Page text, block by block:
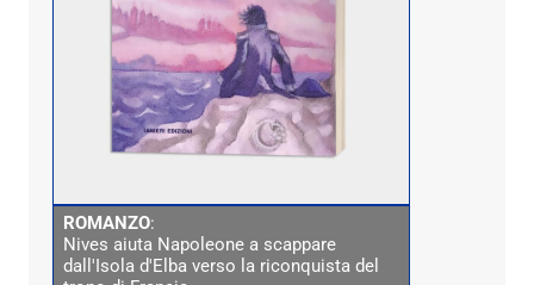
ROMANZO:
Nives aiuta Napoleone a scappare
dall'Isola d'Elba verso la riconquista del